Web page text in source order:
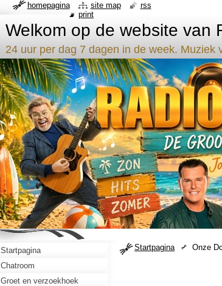
Welkom op de website van
24 uur per dag 7 dagen in de week.
Startpagina Onze
Startpagina
Chatroom
Groet en verzoekhoek
homepagina site map
rss
print